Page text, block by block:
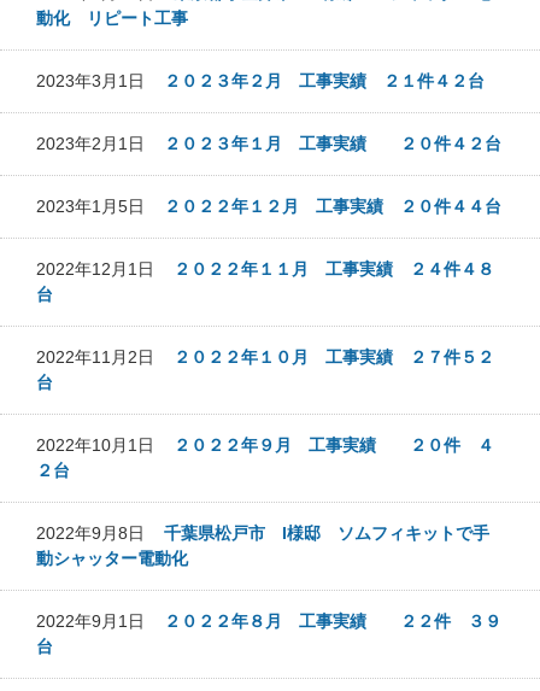
動化 リピート工事
2023年3月1日 ２０２３年２月 工事実績 ２１件４２台
2023年2月1日 ２０２３年１月 工事実績 ２０件４２台
2023年1月5日 ２０２２年１２月 工事実績 ２０件４４台
2022年12月1日
２０２２年１１月 工事実績 ２４件４８
台
2022年11月2日
２０２２年１０月 工事実績 ２７件５２
台
2022年10月1日
２０２２年９月 工事実績 ２０件 ４
２台
2022年9月8日 千葉県松戸市 I様邸 ソムフィキットで手
動シャッター電動化
2022年9月1日
２０２２年８月 工事実績 ２２件 ３９
台